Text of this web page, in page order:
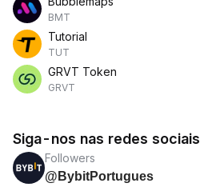
BMT
Tutorial
TUT
GRVT Token
GRVT
Siga-nos nas redes sociais
Followers
@BybitPortugues